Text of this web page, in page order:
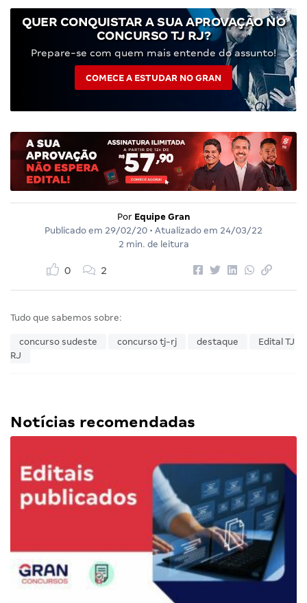
QUER CONQUISTAR A SUA APROVAÇÃO NO
CONCURSO TJ RJ?
Prepare-se com quem mais entende do assunto!
COMECE A ESTUDAR NO GRAN
Por Equipe Gran
Publicado em 29/02/20 • Atualizado em 24/03/22
2 min. de leitura
0 2
Tudo que sabemos sobre:
concurso sudeste concurso tj-rj destaque
Edital TJ
RJ
Notícias recomendadas